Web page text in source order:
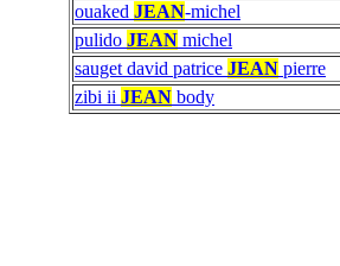
ouaked JEAN-michel
pulido JEAN michel
sauget david patrice JEAN pierre
zibi ii JEAN body